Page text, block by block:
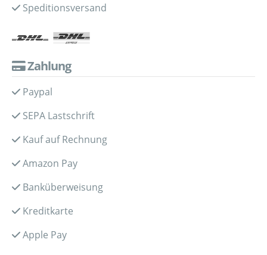
Speditionsversand
Zahlung
Paypal
SEPA Lastschrift
Kauf auf Rechnung
Amazon Pay
Banküberweisung
Kreditkarte
Apple Pay